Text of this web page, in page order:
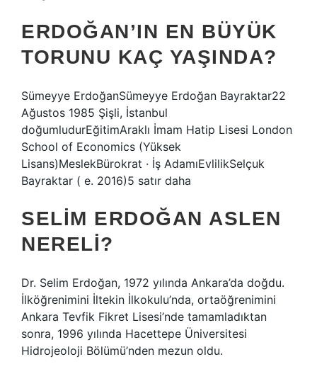
ERDOĞAN’IN EN BÜYÜK
TORUNU KAÇ YAŞINDA?
Sümeyye ErdoğanSümeyye Erdoğan Bayraktar22
Ağustos 1985 Şişli, İstanbul
doğumludurEğitimAraklı İmam Hatip Lisesi London
School of Economics (Yüksek
Lisans)MeslekBürokrat · İş AdamıEvlilikSelçuk
Bayraktar ( e. 2016)5 satır daha
SELIM ERDOĞAN ASLEN
NERELI?
Dr. Selim Erdoğan, 1972 yılında Ankara’da doğdu.
İlköğrenimini İltekin İlkokulu’nda, ortaöğrenimini
Ankara Tevfik Fikret Lisesi’nde tamamladıktan
sonra, 1996 yılında Hacettepe Üniversitesi
Hidrojeoloji Bölümü’nden mezun oldu.